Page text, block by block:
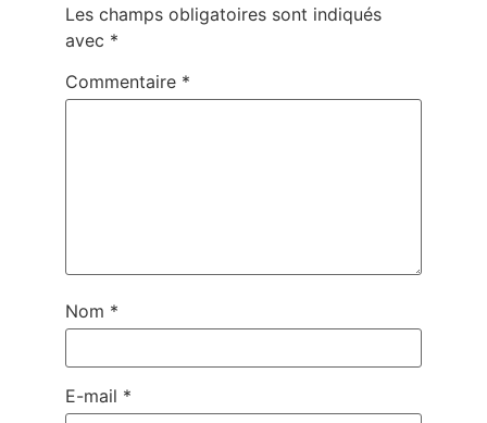
Les champs obligatoires sont indiqués
avec *
Commentaire *
Nom *
E-mail *